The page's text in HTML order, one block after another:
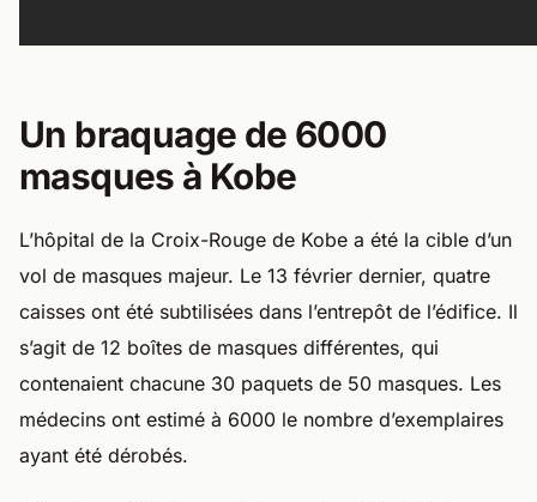
Un braquage de 6000
masques à Kobe
L’hôpital de la Croix-Rouge de Kobe a été la cible d’un
vol de masques majeur. Le 13 février dernier, quatre
caisses ont été subtilisées dans l’entrepôt de l’édifice. Il
s’agit de 12 boîtes de masques différentes, qui
contenaient chacune 30 paquets de 50 masques. Les
médecins ont estimé à 6000 le nombre d’exemplaires
ayant été dérobés.